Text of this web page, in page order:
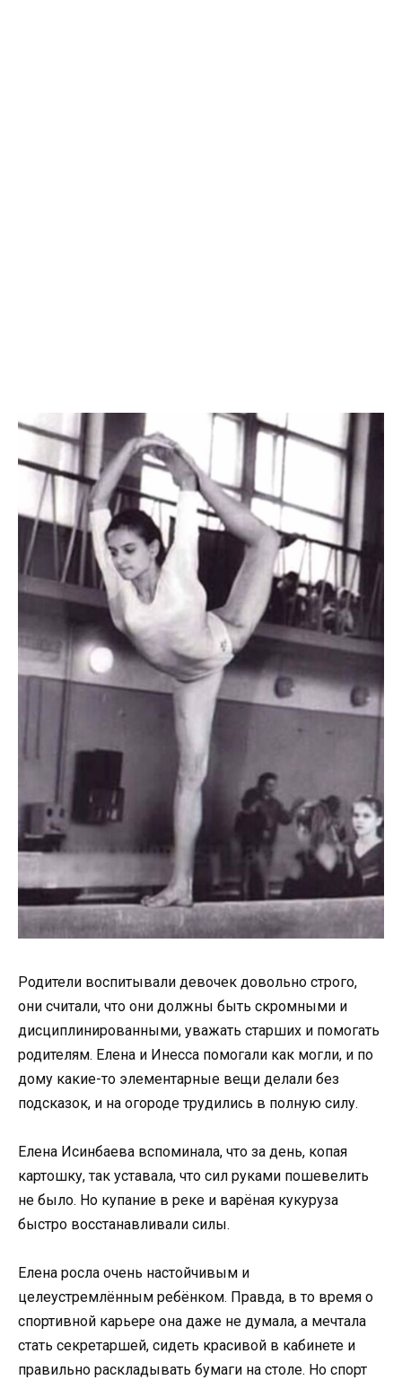
Родители воспитывали девочек довольно строго,
они считали, что они должны быть скромными и
дисциплинированными, уважать старших и помогать
родителям. Елена и Инесса помогали как могли, и по
дому какие-то элементарные вещи делали без
подсказок, и на огороде трудились в полную силу.
Елена Исинбаева вспоминала, что за день, копая
картошку, так уставала, что сил руками пошевелить
не было. Но купание в реке и варёная кукуруза
быстро восстанавливали силы.
Елена росла очень настойчивым и
целеустремлённым ребёнком. Правда, в то время о
спортивной карьере она даже не думала, а мечтала
стать секретаршей, сидеть красивой в кабинете и
правильно раскладывать бумаги на столе. Но спорт